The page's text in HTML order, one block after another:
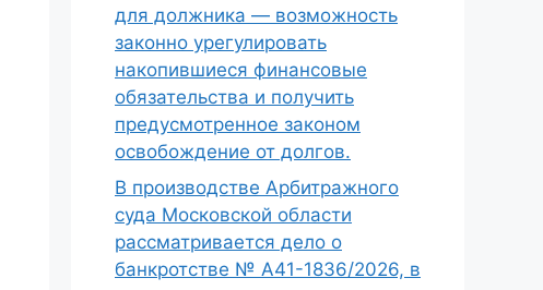
для должника — возможность
законно урегулировать
накопившиеся финансовые
обязательства и получить
предусмотренное законом
освобождение от долгов.
В производстве Арбитражного
суда Московской области
рассматривается дело о
банкротстве № А41-1836/2026, в